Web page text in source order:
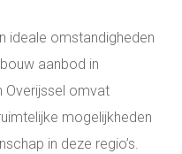
ideale omstandigheden
aanbod in
Overijssel omvat
mogelijkheden
in deze regio’s.